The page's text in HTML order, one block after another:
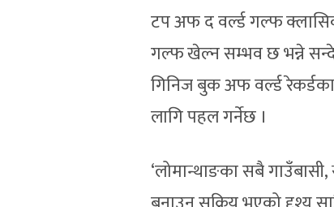
टप अफ द वर्ल्ड गल्फ
गल्फ खेल्न सम्भव छ भन्ने
गिनिज बुक अफ वर्ल्ड
लागि पहल गर्नेछ ।
‘लोमान्थाङका सबै